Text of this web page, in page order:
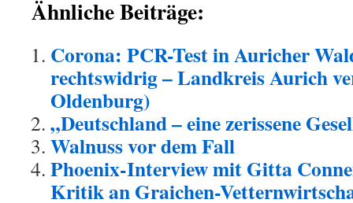
Ähnliche Beiträge:
Corona: PCR-Test in Auricher
rechtswidrig – Landkreis Aurich
Oldenburg)
„Deutschland – eine zerissene
Walnuss vor dem Fall
Phoenix-Interview mit Gitta
Kritik an Graichen-